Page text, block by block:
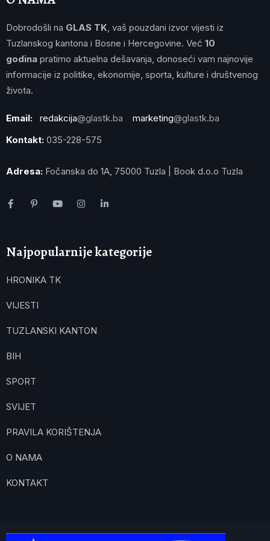
Dobrodošli na GLAS TK, vaš pouzdani izvor vijesti iz
Tuzlanskog kantona i Bosne i Hercegovine. Već 10
godina pratimo aktuelna dešavanja, donoseći vam najnovije
informacije iz politike, ekonomije, sporta, kulture i društvenog
života.
Email: redakcija@glastk.ba marketing@glastk.ba
Kontakt: 035-228-575
Adresa: Fočanska do 1A, 75000 Tuzla | Book d.o.o Tuzla
Najpopularnije kategorije
HRONIKA TK
VIJESTI
TUZLANSKI KANTON
BIH
SPORT
SVIJET
PRAVILA KORIŠTENJA
O NAMA
KONTAKT